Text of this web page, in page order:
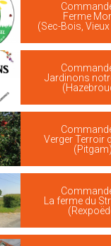
Ferme
(Sec-Bois,
Jardinons
Verger Terroir
(Pitgam)
La ferme du